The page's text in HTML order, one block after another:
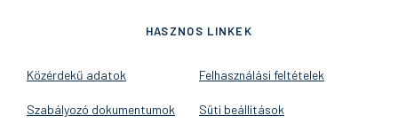
HASZNOS LINKEK
Közérdekű adatok
Szabályozó dokumentumok
Felhasználási feltételek
Süti beállítások